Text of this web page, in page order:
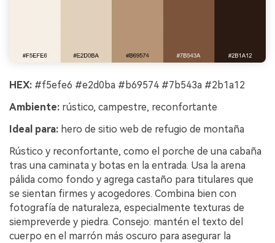
HEX: #f5efe6 #e2d0ba #b69574 #7b543a #2b1a12
Ambiente: rústico, campestre, reconfortante
Ideal para: hero de sitio web de refugio de montaña
Rústico y reconfortante, como el porche de una cabaña
tras una caminata y botas en la entrada. Usa la arena
pálida como fondo y agrega castaño para titulares que
se sientan firmes y acogedores. Combina bien con
fotografía de naturaleza, especialmente texturas de
siempreverde y piedra. Consejo: mantén el texto del
cuerpo en el marrón más oscuro para asegurar la